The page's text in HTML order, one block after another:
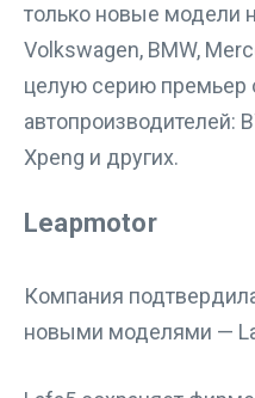
только новые модели
Volkswagen, BMW,
целую серию премьер
автопроизводителей:
Xpeng и других.
Leapmotor
Компания
новыми моделями —